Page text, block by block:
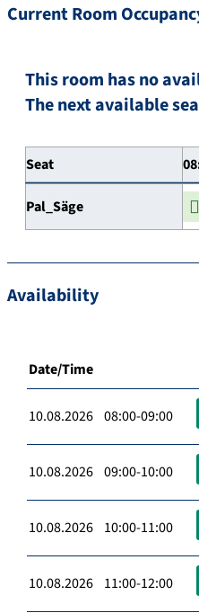
Current Room
This room has no
The next available
Seat
Pal_Säge
Availability
Date/Time
10.08.2026 08:00-09:00
10.08.2026 09:00-10:00
10.08.2026 10:00-11:00
10.08.2026 11:00-12:00